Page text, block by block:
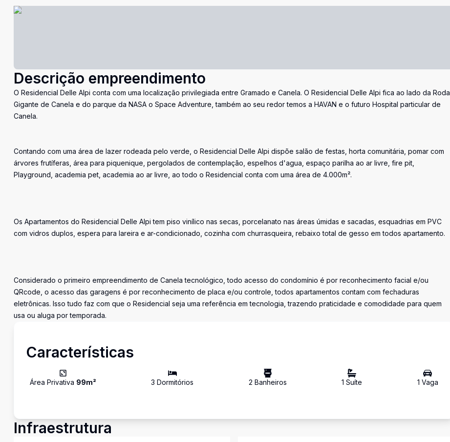
Descrição empreendimento
O Residencial Delle Alpi conta com uma localização privilegiada entre Gramado e Canela. O Residencial Delle Alpi fica ao lado da Roda
Gigante de Canela e do parque da NASA o Space Adventure, também ao seu redor temos a HAVAN e o futuro Hospital particular de
Canela.
Contando com uma área de lazer rodeada pelo verde, o Residencial Delle Alpi dispõe salão de festas, horta comunitária, pomar com
árvores frutíferas, área para piquenique, pergolados de contemplação, espelhos d'agua, espaço parilha ao ar livre, fire pit,
Playground, academia pet, academia ao ar livre, ao todo o Residencial conta com uma área de 4.000m².
Os Apartamentos do Residencial Delle Alpi tem piso vinílico nas secas, porcelanato nas áreas úmidas e sacadas, esquadrias em PVC
com vidros duplos, espera para lareira e ar-condicionado, cozinha com churrasqueira, rebaixo total de gesso em todos apartamento.
Considerado o primeiro empreendimento de Canela tecnológico, todo acesso do condomínio é por reconhecimento facial e/ou
QRcode, o acesso das garagens é por reconhecimento de placa e/ou controle, todos apartamentos contam com fechaduras
eletrônicas. Isso tudo faz com que o Residencial seja uma referência em tecnologia, trazendo praticidade e comodidade para quem
usa ou aluga por temporada.
Características
Área Privativa 99m² 3 Dormitórios 2 Banheiros 1 Suíte 1 Vaga
Infraestrutura